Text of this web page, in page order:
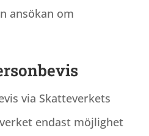
ansökan om
via Skatteverkets
endast möjlighet